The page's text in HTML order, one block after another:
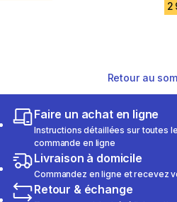
2
Retour au
Faire un achat en ligne
Instructions détaillées sur toutes
commande en ligne
Livraison à domicile
Commandez en ligne et recevez
Retour & échange